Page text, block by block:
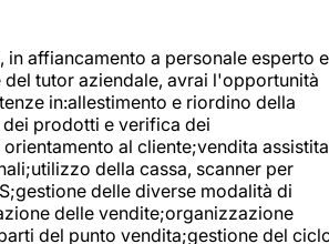
in affiancamento a personale esperto e
tutor aziendale, avrai l'opportunità
in:allestimento e riordino della
prodotti e verifica dei
al cliente;vendita assistita
della cassa, scanner per
delle diverse modalità di
delle vendite;organizzazione
del punto vendita;gestione del